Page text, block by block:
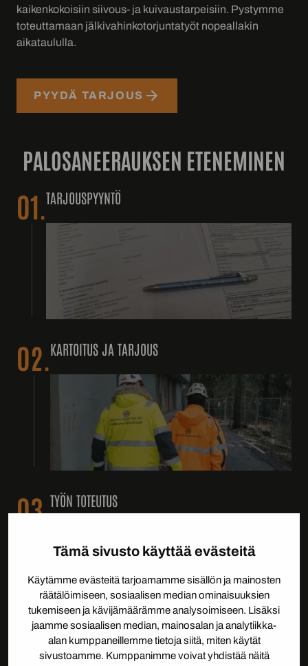
Tämä sivusto käyttää evästeitä
Käytämme evästeitä tarjoamamme sisällön ja mainosten
räätälöimiseen, sosiaalisen median ominaisuuksien
tukemiseen ja kävijämäärämme analysoimiseen. Lisäksi
jaamme sosiaalisen median, mainosalan ja analytiikka-
alan kumppaneillemme tietoja siitä, miten käytät
sivustoamme. Kumppanimme voivat yhdistää näitä
kaikenkokoisiin siivous- ja kuivaustarpeisiin. Pystymme
toteuttamaan jälkivahinkotorjuntatyöt nopeallakin
aikataululla.
PYYDÄ TARJOUS
PALOSANEERAUKSEN ETENEMINEN
01. TARJOUSPYYNTÖ
02. KARTOITUS JA TARJOUS
03.TYÖN TOTEUTUS
PUHDASILMARAPORTTI JA MUU DOKUMENTOINTI